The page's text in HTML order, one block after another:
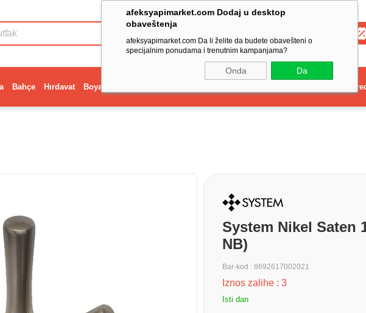
afeksyapimarket.com Dodaj u desktop
obaveštenja
afeksyapimarket.com Da li želite da budete obavešteni o
specijalnim ponudama i trenutnim kampanjama?
Onda Da
Bahçe Hırdavat Boya Dekorasyon ve Ev
System Nikel Saten
NB)
Bar-kod : 8692617002021
Iznos zalihe : 3
Isti dan